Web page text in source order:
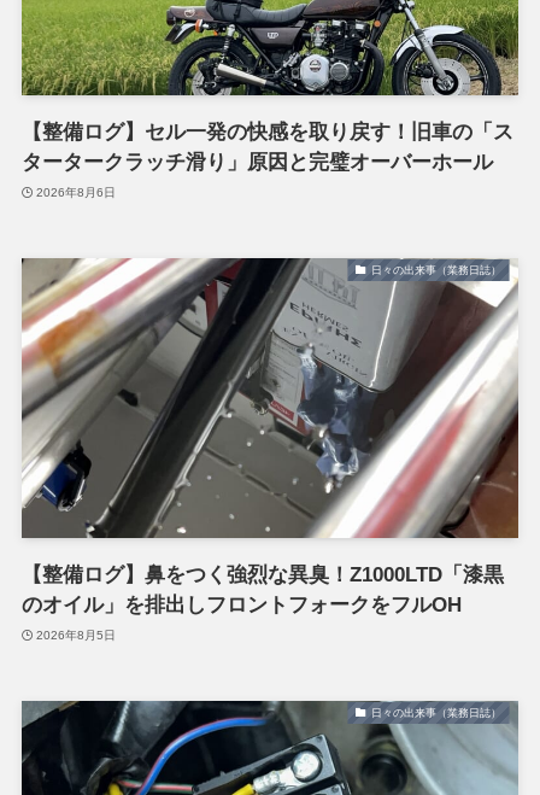
【整備ログ】セル一発の快感を取り戻す！旧車の「ス
タータークラッチ滑り」原因と完璧オーバーホール
2026年8月6日
日々の出来事（業務日誌）
【整備ログ】鼻をつく強烈な異臭！Z1000LTD「漆黒
のオイル」を排出しフロントフォークをフルOH
2026年8月5日
日々の出来事（業務日誌）